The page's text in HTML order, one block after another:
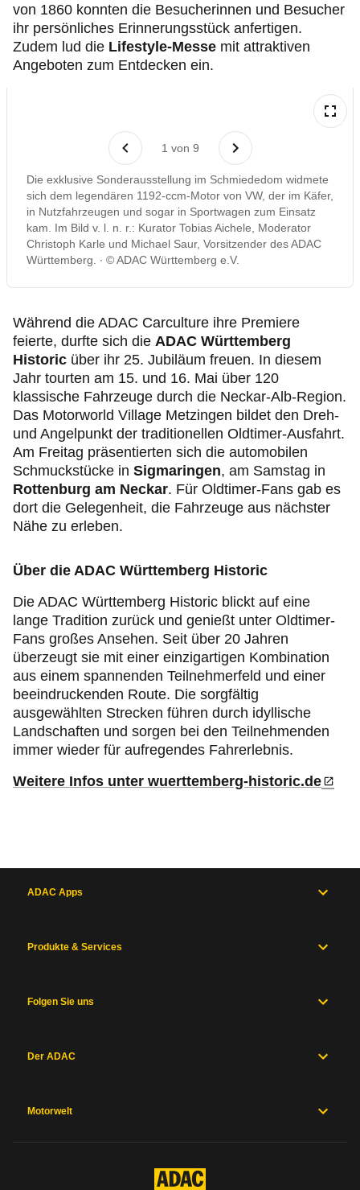
von 1860 konnten die Besucherinnen und Besucher
ihr persönliches Erinnerungsstück anfertigen.
Zudem lud die Lifestyle-Messe mit attraktiven
Angeboten zum Entdecken ein.
1 von 9
Die exklusive Sonderausstellung im Schmiededom widmete
sich dem legendären 1192-ccm-Motor von VW, der im Käfer,
in Nutzfahrzeugen und sogar in Sportwagen zum Einsatz
kam. Im Bild v. l. n. r.: Kurator Tobias Aichele, Moderator
Christoph Karle und Michael Saur, Vorsitzender des ADAC
Württemberg.
© ADAC Württemberg e.V.
Während die ADAC Carculture ihre Premiere
feierte, durfte sich die ADAC Württemberg
Historic über ihr 25. Jubiläum freuen. In diesem
Jahr tourten am 15. und 16. Mai über 120
klassische Fahrzeuge durch die Neckar-Alb-Region.
Das Motorworld Village Metzingen bildet den Dreh-
und Angelpunkt der traditionellen Oldtimer-Ausfahrt.
Am Freitag präsentierten sich die automobilen
Schmuckstücke in Sigmaringen, am Samstag in
Rottenburg am Neckar. Für Oldtimer-Fans gab es
dort die Gelegenheit, die Fahrzeuge aus nächster
Nähe zu erleben.
Über die ADAC Württemberg Historic
Die ADAC Württemberg Historic blickt auf eine
lange Tradition zurück und genießt unter Oldtimer-
Fans großes Ansehen. Seit über 20 Jahren
überzeugt sie mit einer einzigartigen Kombination
aus einem spannenden Teilnehmerfeld und einer
beeindruckenden Route. Die sorgfältig
ausgewählten Strecken führen durch idyllische
Landschaften und sorgen bei den Teilnehmenden
immer wieder für aufregendes Fahrerlebnis.
Weitere Infos unter wuerttemberg-historic.de
ADAC Apps
Produkte & Services
Folgen Sie uns
Der ADAC
Motorwelt